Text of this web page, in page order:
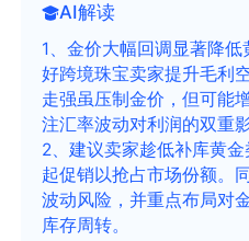
AI解读
1、金价大幅回调显著降
好跨境珠宝卖家提升毛利
走强虽压制金价，但可能
注汇率波动对利润的双重影
2、建议卖家趁低补库黄
起促销以抢占市场份额。
波动风险，并重点布局对
库存周转。